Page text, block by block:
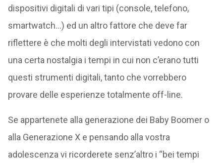
dispositivi digitali di vari tipi (console, telefono,
smartwatch…) ed un altro fattore che deve far
riflettere è che molti degli intervistati vedono con
una certa nostalgia i tempi in cui non c’erano tutti
questi strumenti digitali, tanto che vorrebbero
provare delle esperienze totalmente off-line.
Se appartenete alla generazione dei Baby Boomer o
alla Generazione X e pensando alla vostra
adolescenza vi ricorderete senz’altro i “bei tempi